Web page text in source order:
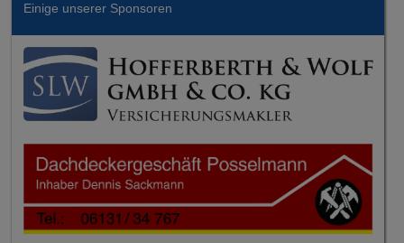
Einige unserer Sponsoren